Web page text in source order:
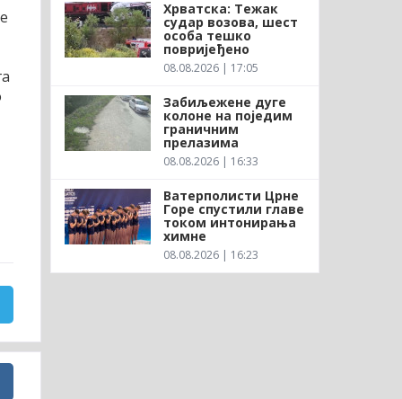
Хрватска: Тежак
судар возова, шест
особа тешко
повријеђено
08.08.2026 | 17:05
Забиљежене дуге
колоне на поједим
граничним
прелазима
08.08.2026 | 16:33
Ватерполисти Црне
Горе спустили главе
током интонирања
химне
08.08.2026 | 16:23